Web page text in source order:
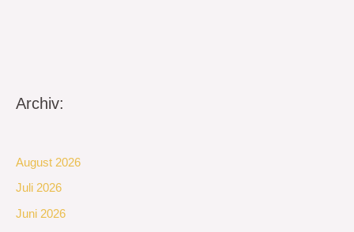
Archiv:
August 2026
Juli 2026
Juni 2026